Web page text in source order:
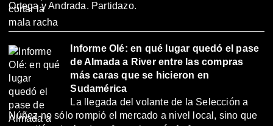
Ortega y Andrada. Partidazo.
Informe Olé: en qué lugar quedó el pase
de Almada a River entre las compras
más caras que se hicieron en
Sudamérica
La llegada del volante de la Selección a
Núñez no sólo rompió el mercado a nivel local, sino que